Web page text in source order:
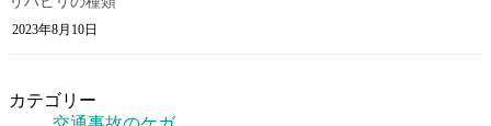
2023年8月10日
カテゴリー